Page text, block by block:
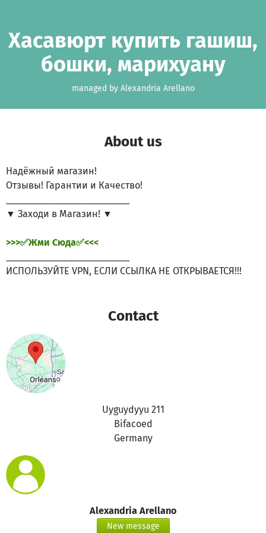
Хасавюрт купить гашиш,
бошки, марихуану
managed by Alexandria Arellano
About us
Надёжный магазин!
Отзывы! Гарантии и Качество!
▼ Заходи в Магазин! ▼
>>>✅Жми Сюда✅<<<
ИСПОЛЬЗУЙТЕ VPN, ЕСЛИ ССЫЛКА НЕ ОТКРЫВАЕТСЯ!!!
Contact
Uyguydyyu 211
Bifacoed
Germany
Alexandria Arellano
New message